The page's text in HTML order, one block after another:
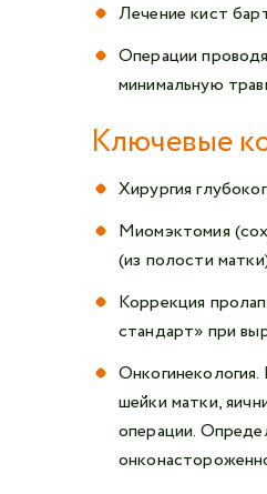
Лечение кист
Операции
минимальную
Ключевые
Хирургия
Миомэктомия
(из полости
Коррекция
стандарт» при
шейки матки,
операции.